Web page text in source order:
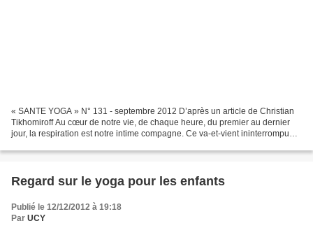
« SANTE YOGA » N° 131 - septembre 2012 D’après un article de Christian
Tikhomiroff Au cœur de notre vie, de chaque heure, du premier au dernier
jour, la respiration est notre intime compagne. Ce va-et-vient ininterrompu
Regard sur le yoga pour les enfants
Publié le 12/12/2012 à 19:18
Par UCY